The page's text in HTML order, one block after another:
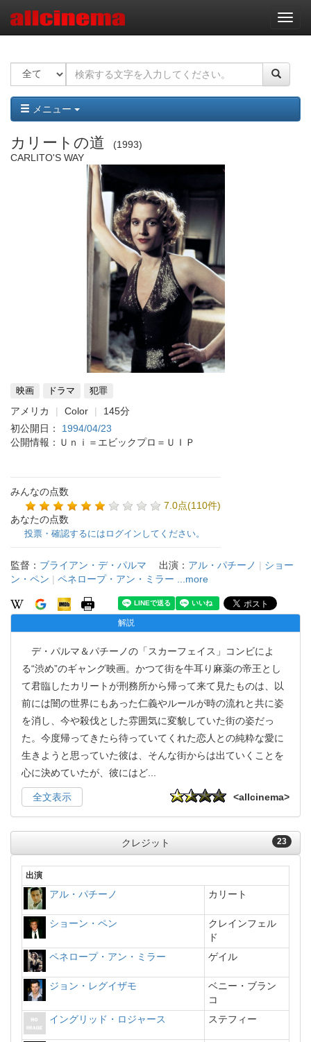
ナ
ビ
ー
ョ
ン
メニュー
カリートの道
1993
CARLITO'S WAY
映画 ドラマ 犯罪
アメリカ Color
145分
初公開日： 1994/04/23
公開情報：Ｕｎｉ＝エビックプロ＝ＵＩＰ
みんなの点数
7.0点(110件)
あなたの点数
投票・確認するにはログインしてください。
監督： ブライアン・デ・パルマ 出演： アル・パチーノ | ショー
ン・ペン | ペネロープ・アン・ミラー ...more
解説
デ・パルマ＆パチーノの「スカーフェイス」コンビによ
る“渋め”のギャング映画。かつて街を牛耳り麻薬の帝王とし
て君臨したカリートが刑務所から帰って来て見たものは、以
前には闇の世界にもあった仁義やルールが時の流れと共に姿
を消し、今や殺伐とした雰囲気に変貌していた街の姿だっ
た。今度帰ってきたら待っていてくれた恋人との純粋な愛に
生きようと思っていた彼は、そんな街からは出ていくことを
心に決めていたが、彼にはど
全文表示 <allcinema>
23
クレジット
出演
アル・パチーノ カリート
ショーン・ペン
クレインフェル
ド
ペネロープ・アン・ミラー
ゲイル
ジョン・レグイザモ
ベニー・ブラン
コ
イングリッド・ロジャース
ステフィー